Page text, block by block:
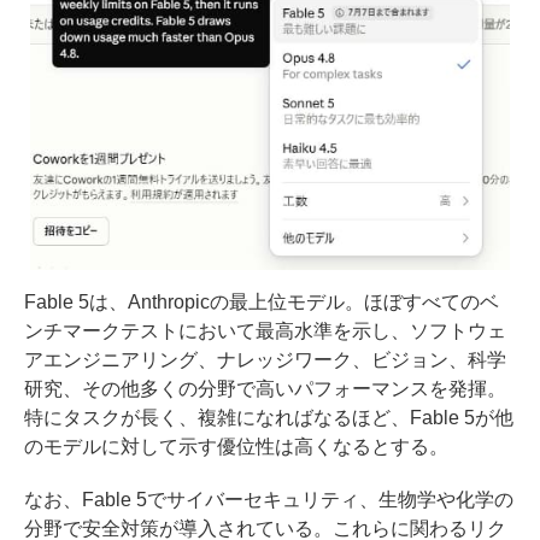
Fable 5は、Anthropicの最上位モデル。ほぼすべてのベ
ンチマークテストにおいて最高水準を示し、ソフトウェ
アエンジニアリング、ナレッジワーク、ビジョン、科学
研究、その他多くの分野で高いパフォーマンスを発揮。
特にタスクが長く、複雑になればなるほど、Fable 5が他
のモデルに対して示す優位性は高くなるとする。
なお、Fable 5でサイバーセキュリティ、生物学や化学の
分野で安全対策が導入されている。これらに関わるリク